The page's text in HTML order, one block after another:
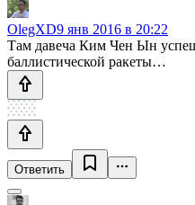
OlegXD9 янв 2016 в 20:22
Там давеча Ким Чен Ын
баллистической ракеты…
Ответить